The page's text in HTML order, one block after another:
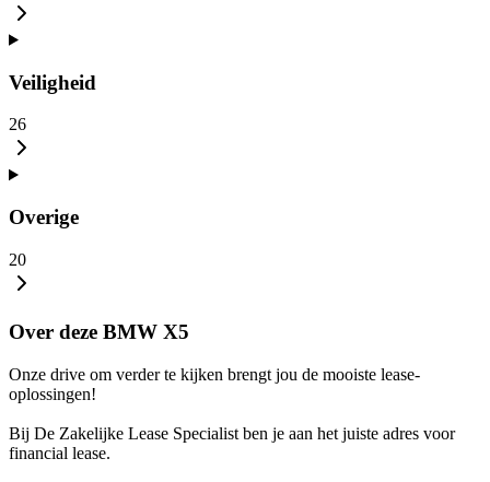
Veiligheid
26
Overige
20
Over deze BMW X5
Onze drive om verder te kijken brengt jou de mooiste lease-
oplossingen!
Bij De Zakelijke Lease Specialist ben je aan het juiste adres voor
financial lease.